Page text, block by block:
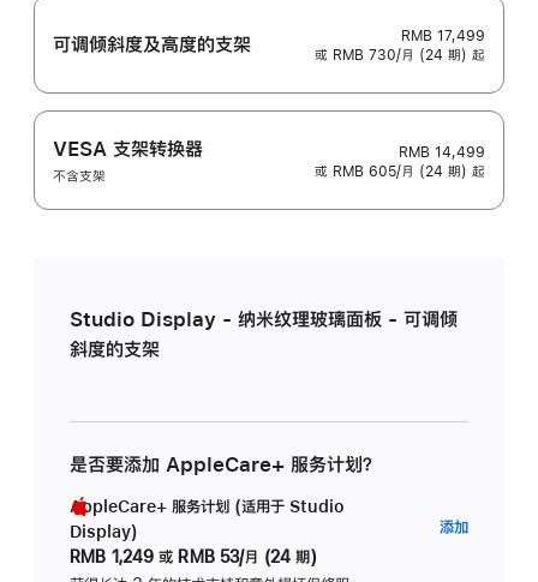
可调倾斜度及高‍度的支‍架
RMB 17,499
或 RMB 730/月 (24 期) 起
VESA 支架转换器
不含支架
RMB 14,499
或 RMB 605/月 (24 期) 起
Studio Display - 纳米纹理玻璃面板 - 可调倾
斜度的支架
是否要添加 AppleCare+ 服务计划？
AppleCare+ 服务计划 (适用于 Studio
Display)
RMB 1,249 或 RMB 53/月 (24 期)
添加